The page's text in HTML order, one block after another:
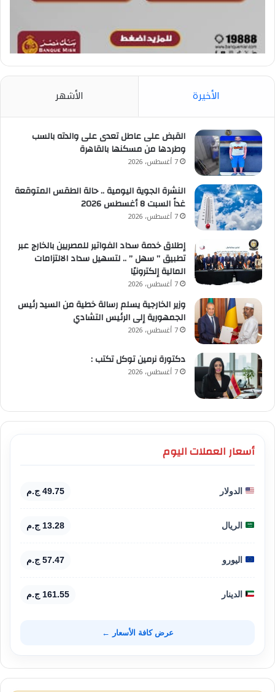
الأخيرة الأشهر
القبض على عاطل تعدى على والدته بالسب
وطردها من مسكنها بالقاهرة
7 أغسطس، 2026
النشرة الجوية اليومية .. حالة الطقس المتوقعة
غداً السبت 8 أغسطس 2026
7 أغسطس، 2026
إطلاق خدمة سداد الفواتير للمصريين بالخارج عبر
تطبيق ” سهل ” .. لتسهيل سداد الالتزامات
المالية إلكترونيًا
7 أغسطس، 2026
وزير الخارجية يسلم رسالة خطية من السيد رئيس
الجمهورية إلى الرئيس التشادي
7 أغسطس، 2026
​دكتورة نرمين توكل تكتب :
7 أغسطس، 2026
أسعار العملات اليوم
الدولار 49.75 ج.م
الريال 13.28 ج.م
اليورو 57.47 ج.م
الدينار 161.55 ج.م
عرض كافة الأسعار ←